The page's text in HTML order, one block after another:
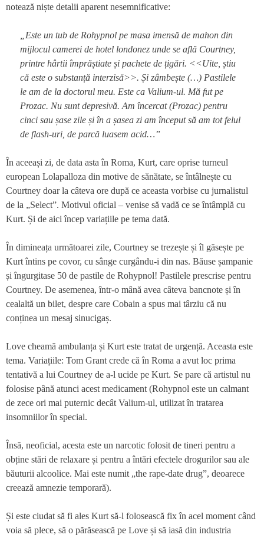
notează niște detalii aparent nesemnificative:
„Este un tub de Rohypnol pe masa imensă de mahon din
mijlocul camerei de hotel londonez unde se află Courtney,
printre hârtii împrăștiate și pachete de țigări. <<Uite, știu
că este o substanță interzisă>>. Și zâmbește (…) Pastilele
le am de la doctorul meu. Este ca Valium-ul. Mă fut pe
Prozac. Nu sunt depresivă. Am încercat (Prozac) pentru
cinci sau șase zile și în a șasea zi am început să am tot felul
de flash-uri, de parcă luasem acid…”
În aceeași zi, de data asta în Roma, Kurt, care oprise turneul
european Lolapalloza din motive de sănătate, se întâlnește cu
Courtney doar la câteva ore după ce aceasta vorbise cu jurnalistul
de la „Select”. Motivul oficial – venise să vadă ce se întâmplă cu
Kurt. Și de aici încep variațiile pe tema dată.
În dimineața următoarei zile, Courtney se trezește și îl găsește pe
Kurt întins pe covor, cu sânge curgându-i din nas. Băuse șampanie
și îngurgitase 50 de pastile de Rohypnol! Pastilele prescrise pentru
Courtney. De asemenea, într-o mână avea câteva bancnote și în
cealaltă un bilet, despre care Cobain a spus mai târziu că nu
conținea un mesaj sinucigaș.
Love cheamă ambulanța și Kurt este tratat de urgență. Aceasta este
tema. Variațiile: Tom Grant crede că în Roma a avut loc prima
tentativă a lui Courtney de a-l ucide pe Kurt. Se pare că artistul nu
folosise până atunci acest medicament (Rohypnol este un calmant
de zece ori mai puternic decât Valium-ul, utilizat în tratarea
insomniilor în special.
Însă, neoficial, acesta este un narcotic folosit de tineri pentru a
obține stări de relaxare și pentru a întări efectele drogurilor sau ale
băuturii alcoolice. Mai este numit „the rape-date drug”, deoarece
creează amnezie temporară).
Și este ciudat să fi ales Kurt să-l folosească fix în acel moment când
voia să plece, să o părăsească pe Love și să iasă din industria